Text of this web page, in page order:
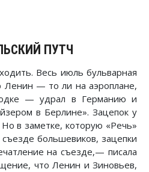
ПУТЧ
Весь июль бульварная
Ленин — то ли на аэроплане,
— удрал в Германию и
в Берлине». Зацепок у
в заметке, которую «Речь»
большевиков, зацепки
на съезде,— писала
что Ленин и Зиновьев,